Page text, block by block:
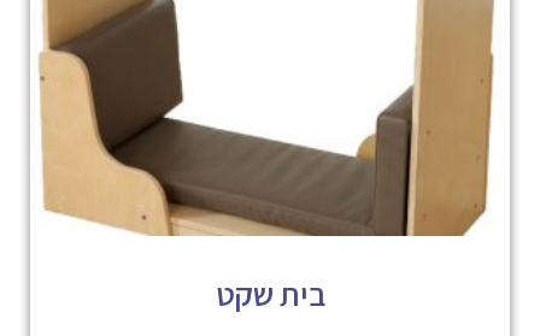
בית שקט